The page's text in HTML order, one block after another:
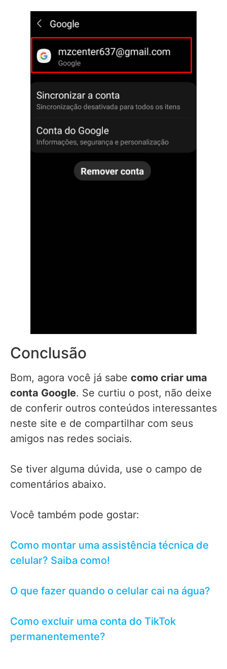
Conclusão
Bom, agora você já sabe como criar uma
conta Google. Se curtiu o post, não deixe
de conferir outros conteúdos interessantes
neste site e de compartilhar com seus
amigos nas redes sociais.
Se tiver alguma dúvida, use o campo de
comentários abaixo.
Você também pode gostar:
Como montar uma assistência técnica de
celular? Saiba como!
O que fazer quando o celular cai na água?
Como excluir uma conta do TikTok
permanentemente?